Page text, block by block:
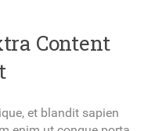
Content
et blandit sapien